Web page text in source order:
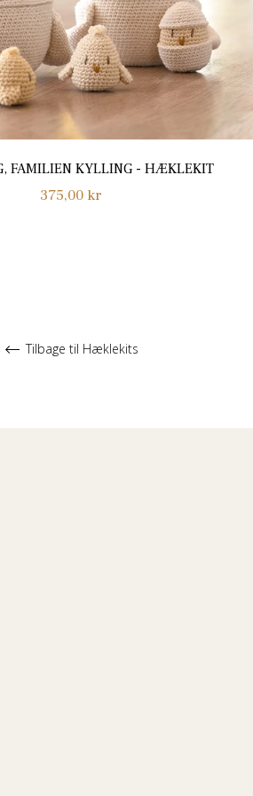
FAMILIEN KYLLING - HÆKLEKIT
Normalpris
375,00 kr
Tilbage til Hæklekits